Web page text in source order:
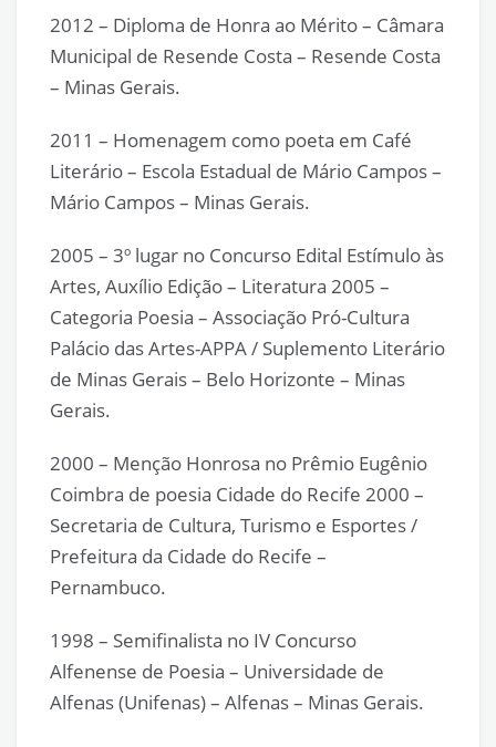
2012 – Diploma de Honra ao Mérito – Câmara
Municipal de Resende Costa – Resende Costa
– Minas Gerais.
2011 – Homenagem como poeta em Café
Literário – Escola Estadual de Mário Campos –
Mário Campos – Minas Gerais.
2005 – 3º lugar no Concurso Edital Estímulo às
Artes, Auxílio Edição – Literatura 2005 –
Categoria Poesia – Associação Pró-Cultura
Palácio das Artes-APPA / Suplemento Literário
de Minas Gerais – Belo Horizonte – Minas
Gerais.
2000 – Menção Honrosa no Prêmio Eugênio
Coimbra de poesia Cidade do Recife 2000 –
Secretaria de Cultura, Turismo e Esportes /
Prefeitura da Cidade do Recife –
Pernambuco.
1998 – Semifinalista no IV Concurso
Alfenense de Poesia – Universidade de
Alfenas (Unifenas) – Alfenas – Minas Gerais.